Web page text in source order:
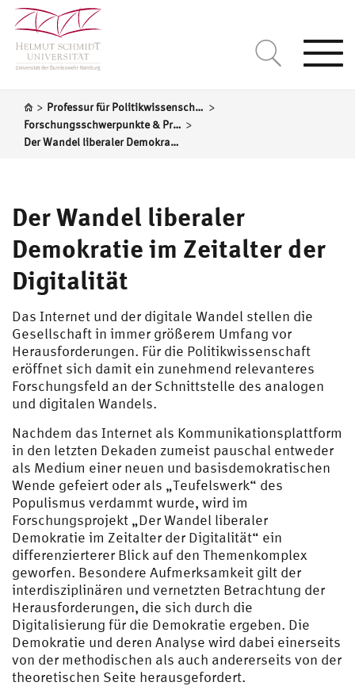
> Professur für Politikwissenschaft, insbesondere Politische Theorie/Schaal >
Forschungsschwerpunkte & Projekte >
Der Wandel liberaler Demokratie im Zeitalter der Digitalität
Der Wandel liberaler
Demokratie im Zeitalter der
Digitalität
Das Internet und der digitale Wandel stellen die
Gesellschaft in immer größerem Umfang vor
Herausforderungen. Für die Politikwissenschaft
eröffnet sich damit ein zunehmend relevanteres
Forschungsfeld an der Schnittstelle des analogen
und digitalen Wandels.
Nachdem das Internet als Kommunikationsplattform
in den letzten Dekaden zumeist pauschal entweder
als Medium einer neuen und basisdemokratischen
Wende gefeiert oder als „Teufelswerk“ des
Populismus verdammt wurde, wird im
Forschungsprojekt „Der Wandel liberaler
Demokratie im Zeitalter der Digitalität“ ein
differenzierterer Blick auf den Themenkomplex
geworfen. Besondere Aufmerksamkeit gilt der
interdisziplinären und vernetzten Betrachtung der
Herausforderungen, die sich durch die
Digitalisierung für die Demokratie ergeben. Die
Demokratie und deren Analyse wird dabei einerseits
von der methodischen als auch andererseits von der
theoretischen Seite herausgefordert.